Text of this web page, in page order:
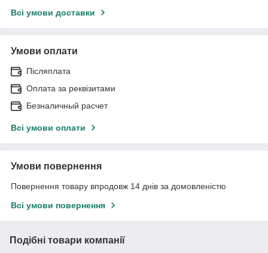
Всі умови доставки
Умови оплати
Післяплата
Оплата за реквізитами
Безналичный расчет
Всі умови оплати
Умови повернення
Повернення товару впродовж 14 днів за домовленістю
Всі умови повернення
Подібні товари компанії